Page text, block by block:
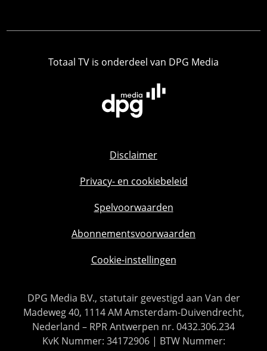
Totaal TV is onderdeel van DPG Media
Disclaimer
Privacy- en cookiebeleid
Spelvoorwaarden
Abonnementsvoorwaarden
Cookie-instellingen
DPG Media B.V., statutair gevestigd aan Van der
Madeweg 40, 1114 AM Amsterdam-Duivendrecht,
Nederland – RPR Antwerpen nr. 0432.306.234
KvK Nummer: 34172906 | BTW Nummer: